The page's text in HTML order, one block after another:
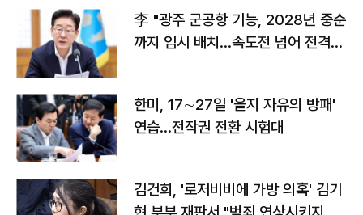
李 "광주 군공항 기능, 2028년 중순
까지 임시 배치…속도전 넘어 전격
한미, 17∼27일 '을지 자유의 방패'
연습…전작권 전환 시험대
김건희, '로저비비에 가방 의혹' 김기